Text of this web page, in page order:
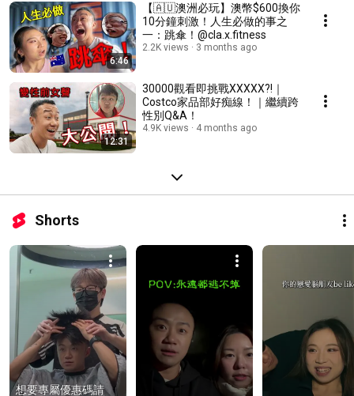
6:46
【🇦🇺澳洲必玩】澳幣$600換你
10分鐘刺激！人生必做的事之
一：跳傘！@cla.x.fitness
2.2K views 3 months ago
12:31
30000觀看即挑戰XXXXX?!｜
Costco家品部好痴線！｜繼續跨
性別Q&A！
4.9K views 4 months ago
Shorts
想要專屬優惠碼請